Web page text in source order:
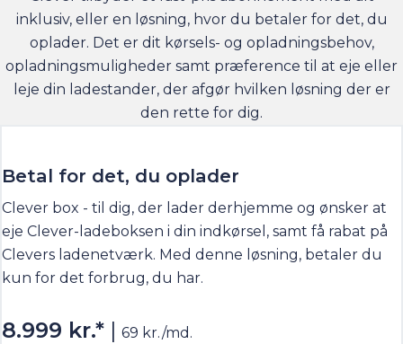
inklusiv, eller en løsning, hvor du betaler for det, du
oplader. Det er dit kørsels- og opladningsbehov,
opladningsmuligheder samt præference til at eje eller
leje din ladestander, der afgør hvilken løsning der er
den rette for dig.
Betal for det, du oplader
Clever box - til dig, der lader derhjemme og ønsker at
eje Clever-ladeboksen i din indkørsel, samt få rabat på
Clevers ladenetværk. Med denne løsning, betaler du
kun for det forbrug, du har.
8.999 kr.* | 69 kr./md.